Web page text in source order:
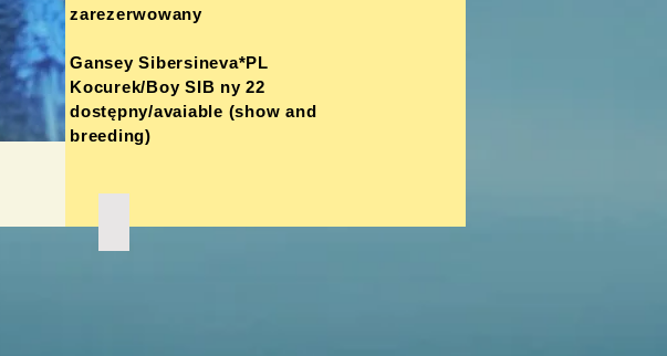
zarezerwowany
Gansey Sibersineva*PL
Kocurek/Boy SIB ny 22
dostępny/avaiable (show and
breeding)